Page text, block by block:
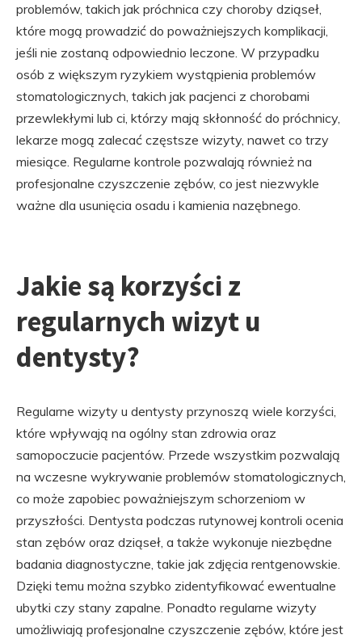
problemów, takich jak próchnica czy choroby dziąseł,
które mogą prowadzić do poważniejszych komplikacji,
jeśli nie zostaną odpowiednio leczone. W przypadku
osób z większym ryzykiem wystąpienia problemów
stomatologicznych, takich jak pacjenci z chorobami
przewlekłymi lub ci, którzy mają skłonność do próchnicy,
lekarze mogą zalecać częstsze wizyty, nawet co trzy
miesiące. Regularne kontrole pozwalają również na
profesjonalne czyszczenie zębów, co jest niezwykle
ważne dla usunięcia osadu i kamienia nazębnego.
Jakie są korzyści z
regularnych wizyt u
dentysty?
Regularne wizyty u dentysty przynoszą wiele korzyści,
które wpływają na ogólny stan zdrowia oraz
samopoczucie pacjentów. Przede wszystkim pozwalają
na wczesne wykrywanie problemów stomatologicznych,
co może zapobiec poważniejszym schorzeniom w
przyszłości. Dentysta podczas rutynowej kontroli ocenia
stan zębów oraz dziąseł, a także wykonuje niezbędne
badania diagnostyczne, takie jak zdjęcia rentgenowskie.
Dzięki temu można szybko zidentyfikować ewentualne
ubytki czy stany zapalne. Ponadto regularne wizyty
umożliwiają profesjonalne czyszczenie zębów, które jest